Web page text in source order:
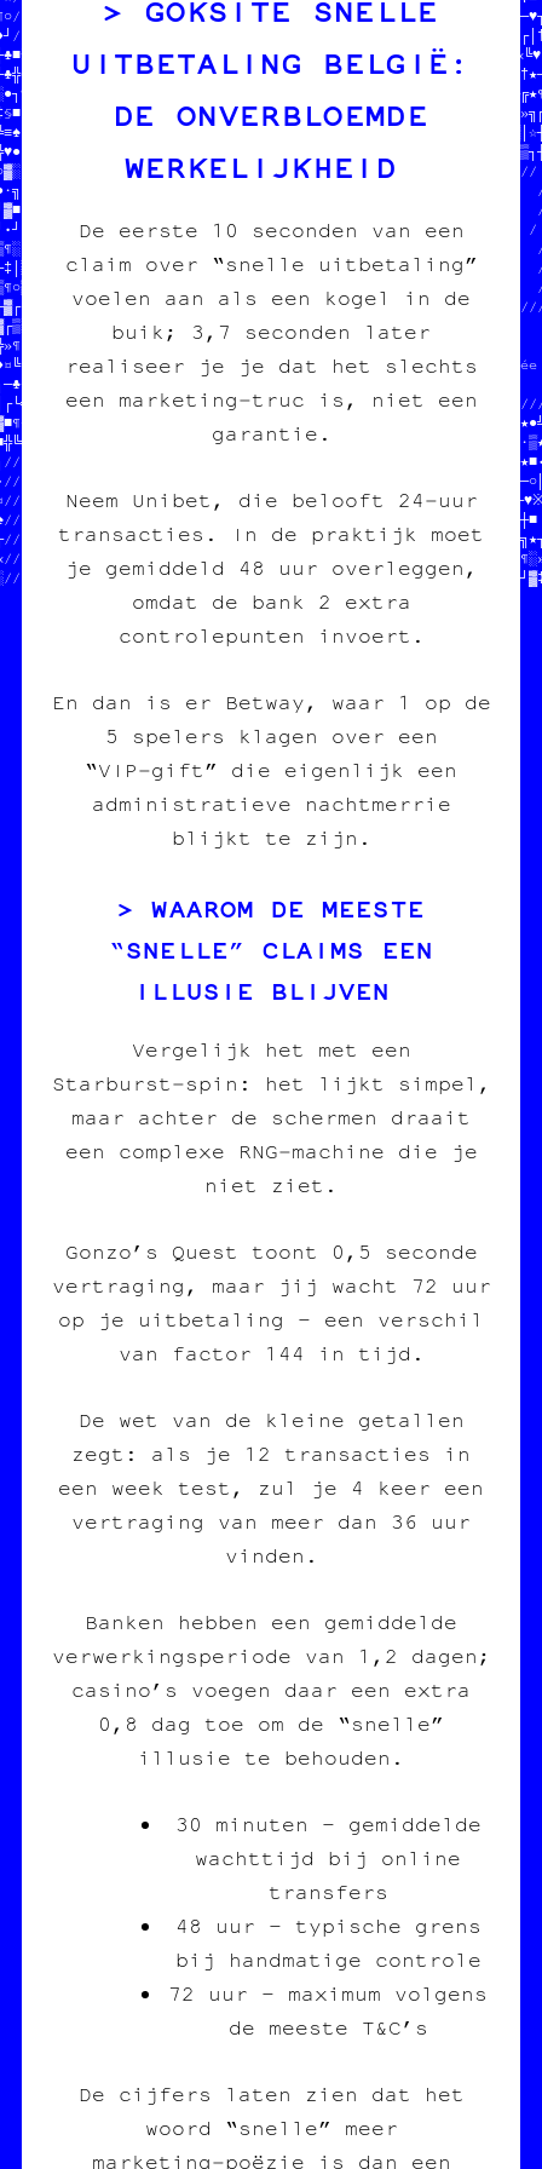
//
$R   //
&\I=DNO*6@R4D81BK3   M*   //
L#*R=XAKTDV ZYHV&€O  /£   //
CZ9IAXJGC/* *-C C=HBEYY*Qb  //
─  SM WG                    @M   //
on fait des pin's╚N9D/////////////////////////////
des affiches         /////////////////////////////////////
des cartes postales  //         //
des posters          //ON  $$$  //  on fait des pin's
//ARBONE AS//  des affiches         /
//  des cartes postales
des posters
♦//
JEAN-CHAT ET MOOMIN
ONT MANGÉ TOUS LES SOUS//  SOUTENIR LE
EN CROQUETTES          //  tout pour l'image
HELP HELP
//
PAPIER /// CARBONE   //
●»•‡//  fanzine /// édition  //
//♣└★─//  charleroi /// diy    //
on fait des pin's    //♦╗│░//                       //
des affiches         /////////////////////////////////♦─▒░┼■
des cartes postales  //                  //
des posters          // POGNON  $$$      //
//PIE CARBONE ASBL  //
UITBETALING BELGIË:
DE ONVERBLOEMDE
WERKELIJKHEID
De eerste 10 seconden van een
claim over “snelle uitbetaling”
voelen aan als een kogel in de
buik; 3,7 seconden later
realiseer je je dat het slechts
een marketing‑truc is, niet een
garantie.
Neem Unibet, die belooft 24‑uur
transacties. In de praktijk moet
je gemiddeld 48 uur overleggen,
omdat de bank 2 extra
controlepunten invoert.
En dan is er Betway, waar 1 op de
5 spelers klagen over een
“VIP‑gift” die eigenlijk een
administratieve nachtmerrie
blijkt te zijn.
WAAROM DE MEESTE
“SNELLE” CLAIMS EEN
ILLUSIE BLIJVEN
Vergelijk het met een
Starburst‑spin: het lijkt simpel,
maar achter de schermen draait
een complexe RNG‑machine die je
niet ziet.
Gonzo’s Quest toont 0,5 seconde
vertraging, maar jij wacht 72 uur
op je uitbetaling – een verschil
van factor 144 in tijd.
De wet van de kleine getallen
zegt: als je 12 transacties in
een week test, zul je 4 keer een
vertraging van meer dan 36 uur
vinden.
Banken hebben een gemiddelde
verwerkingsperiode van 1,2 dagen;
casino’s voegen daar een extra
0,8 dag toe om de “snelle”
illusie te behouden.
30 minuten – gemiddelde
wachttijd bij online
transfers
48 uur – typische grens
bij handmatige controle
72 uur – maximum volgens
de meeste T&C’s
De cijfers laten zien dat het
woord “snelle” meer
marketing‑poëzie is dan een